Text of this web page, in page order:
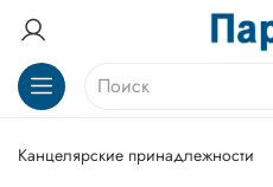
Канцелярские принадлежности